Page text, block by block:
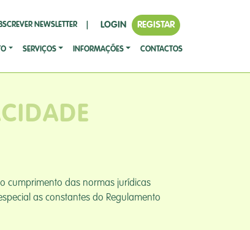
NEWSLETTER LOGIN REGISTAR
SERVIÇOS INFORMAÇÕES CONTACTOS
cumprimento das normas jurídicas
as constantes do Regulamento